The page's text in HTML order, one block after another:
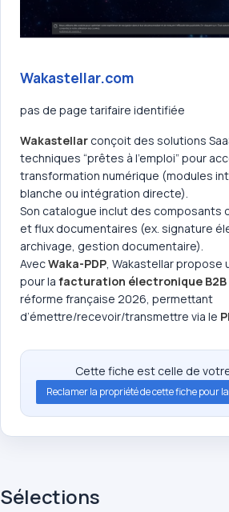
Wakastellar.com
pas de page tarifaire identifiée
Wakastellar conçoit des solutions
techniques “prêtes à l’emploi” pour
transformation numérique (modules
blanche ou intégration directe).
Son catalogue inclut des composants
et flux documentaires (ex. signature
archivage, gestion documentaire).
AvecWaka-PDP, Wakastellar propose
pour la facturation électronique B2B
réforme française 2026, permettant
d’émettre/recevoir/transmettre via le
Cette fiche est celle de
Reclamer la propriété de cette fiche pour
Sélections